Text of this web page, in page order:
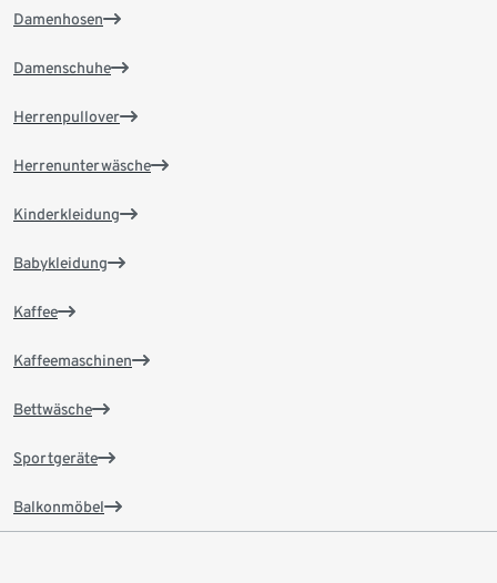
Damenhosen
Damenschuhe
Herrenpullover
Herrenunterwäsche
Kinderkleidung
Babykleidung
Kaffee
Kaffeemaschinen
Bettwäsche
Sportgeräte
Balkonmöbel